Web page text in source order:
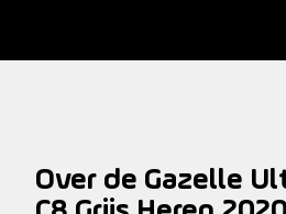
Over de Gazelle